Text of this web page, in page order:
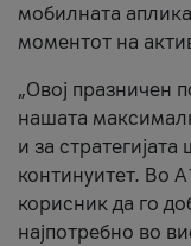
мобилната
моментот на
„Овој празничен
нашата
и за
континуитет. Во
корисник да го
најпотребно во